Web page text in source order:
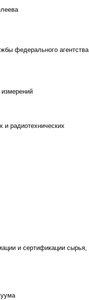
федерального агентства
и радиотехнических
и сертификации сырья,